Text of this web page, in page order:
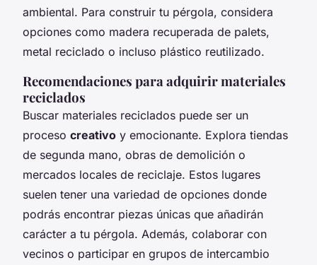
ambiental. Para construir tu pérgola, considera
opciones como madera recuperada de palets,
metal reciclado o incluso plástico reutilizado.
Recomendaciones para adquirir materiales
reciclados
Buscar materiales reciclados puede ser un
proceso creativo y emocionante. Explora tiendas
de segunda mano, obras de demolición o
mercados locales de reciclaje. Estos lugares
suelen tener una variedad de opciones donde
podrás encontrar piezas únicas que añadirán
carácter a tu pérgola. Además, colaborar con
vecinos o participar en grupos de intercambio